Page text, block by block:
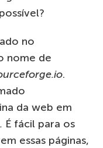
no
nome de
.
da web em
É fácil para os
essas páginas,